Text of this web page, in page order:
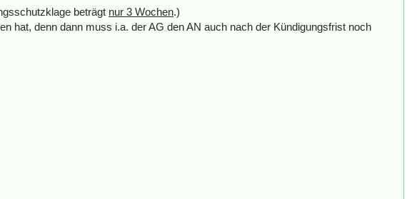
beträgt nur 3 Wochen.)
hat, denn dann muss i.a. der AG den AN auch nach der Kündigungsfrist noch